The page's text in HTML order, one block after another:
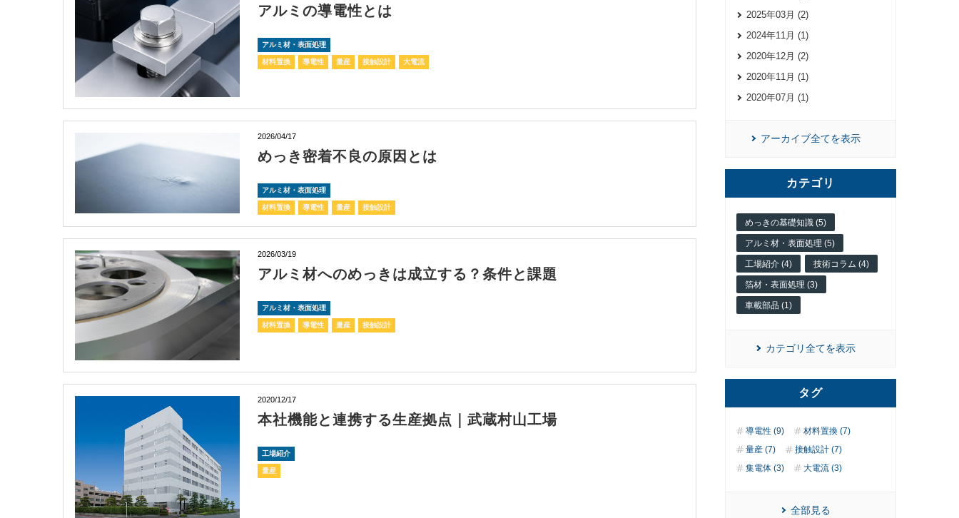
アルミの導電性とは
アルミ材・表面処理
材料置換 導電性 量産 接触設計 大電流
2026/04/17
めっき密着不良の原因とは
アルミ材・表面処理
材料置換 導電性 量産 接触設計
2026/03/19
アルミ材へのめっきは成立する？条件と課題
アルミ材・表面処理
材料置換 導電性 量産 接触設計
2020/12/17
本社機能と連携する生産拠点｜武蔵村山工場
工場紹介
量産
2025年03月 (2)
2024年11月 (1)
2020年12月 (2)
2020年11月 (1)
2020年07月 (1)
アーカイブ全てを表示
カテゴリ
めっきの基礎知識 (5)
アルミ材・表面処理 (5)
工場紹介 (4) 技術コラム (4)
箔材・表面処理 (3)
車載部品 (1)
カテゴリ全てを表示
タグ
導電性 (9)
材料置換 (7)
量産 (7)
接触設計 (7)
集電体 (3)
大電流 (3)
全部見る